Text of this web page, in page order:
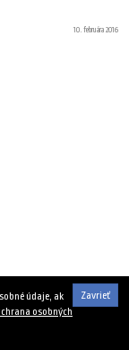
10. februára 2016
Zavrieť
údaje, ak
osobných